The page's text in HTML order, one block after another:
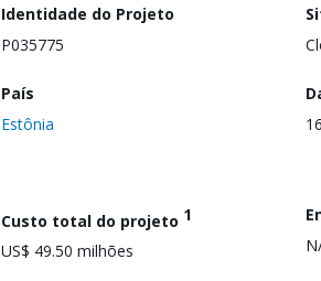
Identidade do Projeto
P035775
País
Estônia
Custo total do projeto 1
US$ 49.50 milhões